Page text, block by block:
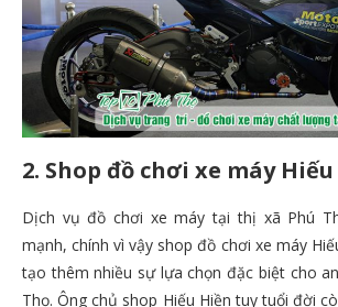
2. Shop đồ chơi xe máy
Dịch vụ đồ chơi xe máy tại thị xã Phú
mạnh, chính vì vậy shop đồ chơi xe máy
tạo thêm nhiều sự lựa chọn đặc biệt cho
Thọ. Ông chủ shop Hiếu Hiền tuy tuổi đời